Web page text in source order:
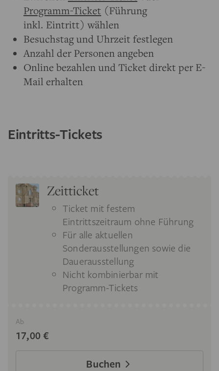
Programm-Ticket (Führung
inkl. Eintritt) wählen
Besuchstag und Uhrzeit festlegen
Anzahl der Personen angeben
Online bezahlen und Ticket direkt per E-
Mail erhalten
Eintritts-Tickets
Zeitticket
Ticket mit festem
Eintrittszeitraum ohne Führung
Für alle aktuellen
Sonderausstellungen sowie die
Dauerausstellung
Nicht kombinierbar mit
Programm-Tickets
Ab
17,00 €
Buchen